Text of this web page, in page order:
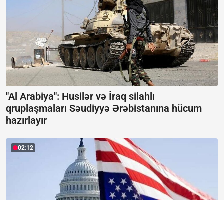
"Al Arabiya": Husilər və İraq silahlı
qruplaşmaları Səudiyyə Ərəbistanına hücum
hazırlayır
02:12